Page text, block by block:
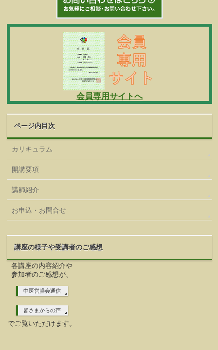
会員専用サイトへ
ページ内目次
カリキュラム
開講要項
講師紹介
お申込・お問合せ
講座の様子や受講者のご感想
各講座の内容紹介や
参加者のご感想が、
中医営膳会通信
皆さまからの声
でご覧いただけます。